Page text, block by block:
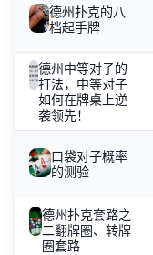
德州扑克的八
档起手牌
德州中等对子的
打法，中等对子
如何在牌桌上逆
袭领先！
口袋对子概率
的测验
德州扑克套路之
二翻牌圈、转牌
圈套路